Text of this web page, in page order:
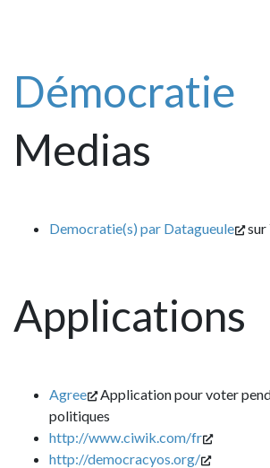
Démocratie
Medias
Democratie(s) par Datagueule sur
Applications
Agree
Application pour voter
politiques
http://www.ciwik.com/fr
http://democracyos.org/